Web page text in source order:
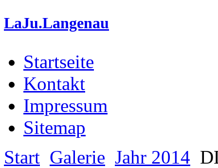
LaJu.Langenau
Startseite
Kontakt
Impressum
Sitemap
Start Galerie Jahr 2014